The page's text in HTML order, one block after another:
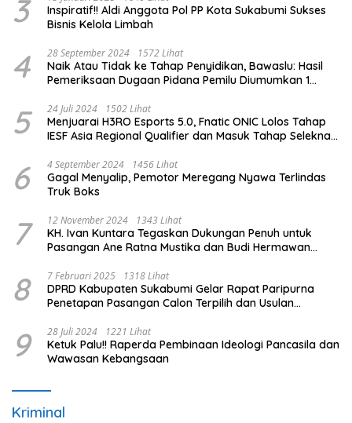
3
Inspiratif!! Aldi Anggota Pol PP Kota Sukabumi Sukses
Bisnis Kelola Limbah
4 28 September 2024 1572 Lihat
Naik Atau Tidak ke Tahap Penyidikan, Bawaslu: Hasil
Pemeriksaan Dugaan Pidana Pemilu Diumumkan 1
5 24 Juli 2024 1502 Lihat
Menjuarai H3RO Esports 5.0, Fnatic ONIC Lolos Tahap
IESF Asia Regional Qualifier dan Masuk Tahap Seleknas
6 4 September 2024 1456 Lihat
Gagal Menyalip, Pemotor Meregang Nyawa Terlindas
Truk Boks
7 12 November 2024 1343 Lihat
KH. Ivan Kuntara Tegaskan Dukungan Penuh untuk
Pasangan Ane Ratna Mustika dan Budi Hermawan
8 7 Februari 2025 1318 Lihat
DPRD Kabupaten Sukabumi Gelar Rapat Paripurna
Penetapan Pasangan Calon Terpilih dan Usulan
9 28 Juli 2024 1221 Lihat
Ketuk Palu!! Raperda Pembinaan Ideologi Pancasila dan
Wawasan Kebangsaan
Kriminal